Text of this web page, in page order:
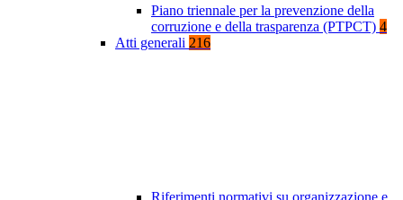
Piano triennale per la prevenzione della
corruzione e della trasparenza (PTPCT) 4
Atti generali 216